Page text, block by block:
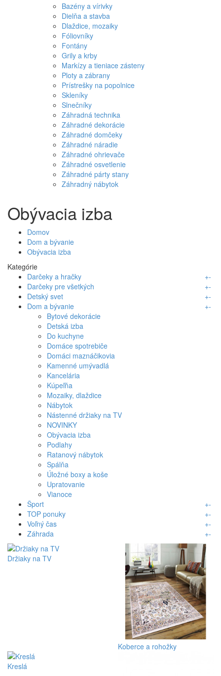
Bazény a vírivky
Dielňa a stavba
Dlaždice, mozaiky
Fóliovníky
Fontány
Grily a krby
Markízy a tieniace zásteny
Ploty a zábrany
Prístrešky na popolnice
Skleníky
Slnečníky
Záhradná technika
Záhradné dekorácie
Záhradné domčeky
Záhradné náradie
Záhradné ohrievače
Záhradné osvetlenie
Záhradné párty stany
Záhradný nábytok
Obývacia izba
Domov
Dom a bývanie
Obývacia izba
Kategórie
Darčeky a hračky
+-
Darčeky pre všetkých
+-
Detský svet
+-
Dom a bývanie
+-
Bytové dekorácie
Detská izba
Do kuchyne
Domáce spotrebiče
Domáci maznáčikovia
Kamenné umývadlá
Kancelária
Kúpeľňa
Mozaiky, dlaždice
Nábytok
Nástenné držiaky na TV
NOVINKY
Obývacia izba
Podlahy
Ratanový nábytok
Spálňa
Úložné boxy a koše
Upratovanie
Vianoce
Šport
+-
TOP ponuky
+-
Voľný čas
+-
Záhrada
+-
Držiaky na TV
Koberce a rohožky
Kreslá